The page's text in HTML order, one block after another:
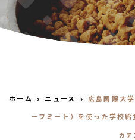
ス
キ
るホーム ニュース
広島国際大
ーフミート）を使った学校
カテ